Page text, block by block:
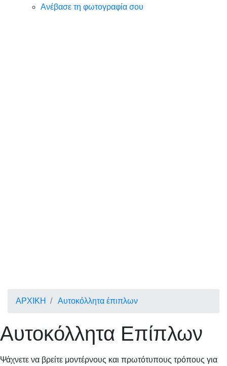
Ανέβασε τη φωτογραφία σου
ΑΡΧΙΚΗ Αυτοκόλλητα έπιπλων
Αυτοκόλλητα Επίπλων
Ψάχνετε να βρείτε μοντέρνους και πρωτότυπους τρόπους για